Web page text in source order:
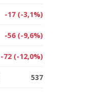
-17 (-3,1%)
-56 (-9,6%)
-72 (-12,0%)
537